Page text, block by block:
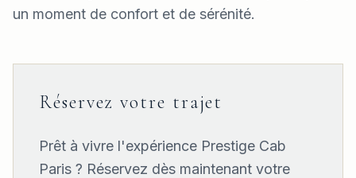
un moment de confort et de sérénité.
Réservez votre trajet
Prêt à vivre l'expérience Prestige Cab
Paris ? Réservez dès maintenant votre